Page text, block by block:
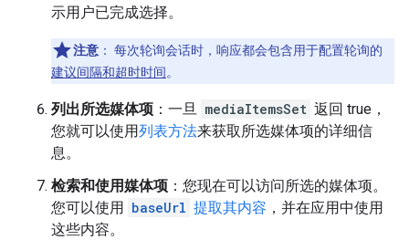
示用户已完成选择。
注意 ： 每次轮询会话时，响应都会包含用于配置轮询的
建议间隔和超时时间。
列出所选媒体项 ：一旦 mediaItemsSet 返回 true，
您就可以使用列表方法来获取所选媒体项的详细信
息。
检索和使用媒体项 ：您现在可以访问所选的媒体项。
您可以使用 baseUrl 提取其内容 ，并在应用中使用
这些内容。